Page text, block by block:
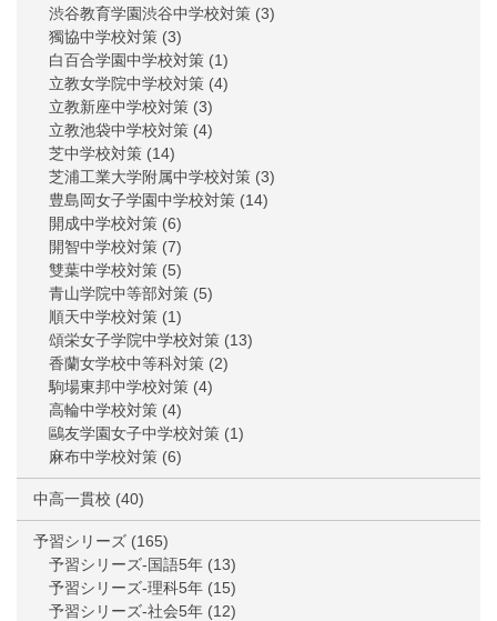
渋谷教育学園渋谷中学校対策 (3)
獨協中学校対策 (3)
白百合学園中学校対策 (1)
立教女学院中学校対策 (4)
立教新座中学校対策 (3)
立教池袋中学校対策 (4)
芝中学校対策 (14)
芝浦工業大学附属中学校対策 (3)
豊島岡女子学園中学校対策 (14)
開成中学校対策 (6)
開智中学校対策 (7)
雙葉中学校対策 (5)
青山学院中等部対策 (5)
順天中学校対策 (1)
頌栄女子学院中学校対策 (13)
香蘭女学校中等科対策 (2)
駒場東邦中学校対策 (4)
高輪中学校対策 (4)
鷗友学園女子中学校対策 (1)
麻布中学校対策 (6)
中高一貫校 (40)
予習シリーズ (165)
予習シリーズ-国語5年 (13)
予習シリーズ-理科5年 (15)
予習シリーズ-社会5年 (12)